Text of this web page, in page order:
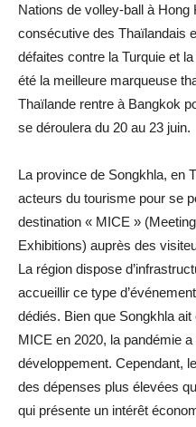
Nations de volley-ball à Hong
consécutive des Thaïlandais
défaites contre la Turquie et
été la meilleure marqueuse
Thaïlande rentre à Bangkok
se déroulera du 20 au 23 juin.
La province de Songkhla, en
acteurs du tourisme pour se
destination « MICE »
Exhibitions) auprès des
La région dispose
accueillir ce type
dédiés. Bien que Songkhla
MICE en 2020, la pandémie
développement. Cependant,
des dépenses plus élevées
qui présente un intérêt